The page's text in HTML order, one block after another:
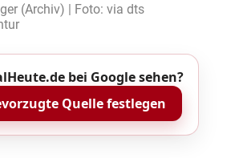
(Archiv) | Foto: via dts
bei Google sehen?
Quelle festlegen